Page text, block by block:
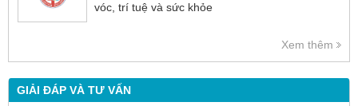
vóc, trí tuệ và sức khỏe
Xem thêm
GIẢI ĐÁP VÀ TƯ VẤN